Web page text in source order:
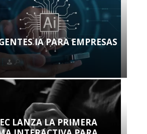
IA PARA EMPRESAS
LANZA LA PRIMERA